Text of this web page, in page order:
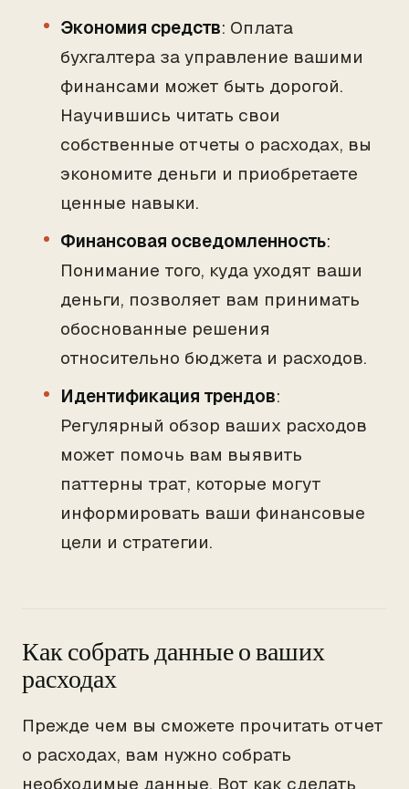
Экономия средств: Оплата
бухгалтера за управление вашими
финансами может быть дорогой.
Научившись читать свои
собственные отчеты о расходах, вы
экономите деньги и приобретаете
ценные навыки.
Финансовая осведомленность:
Понимание того, куда уходят ваши
деньги, позволяет вам принимать
обоснованные решения
относительно бюджета и расходов.
Идентификация трендов:
Регулярный обзор ваших расходов
может помочь вам выявить
паттерны трат, которые могут
информировать ваши финансовые
цели и стратегии.
Как собрать данные о ваших
расходах
Прежде чем вы сможете прочитать отчет
о расходах, вам нужно собрать
необходимые данные. Вот как сделать